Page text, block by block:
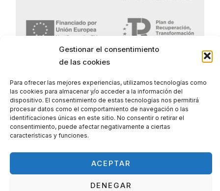
Gestionar el consentimiento
de las cookies
Para ofrecer las mejores experiencias, utilizamos tecnologías como
las cookies para almacenar y/o acceder a la información del
dispositivo. El consentimiento de estas tecnologías nos permitirá
procesar datos como el comportamiento de navegación o las
identificaciones únicas en este sitio. No consentir o retirar el
consentimiento, puede afectar negativamente a ciertas
características y funciones.
ACEPTAR
DENEGAR
Politica de Cookies
Aviso legal
© 2026 Utilesmtb. Powered by Utilesmtb.